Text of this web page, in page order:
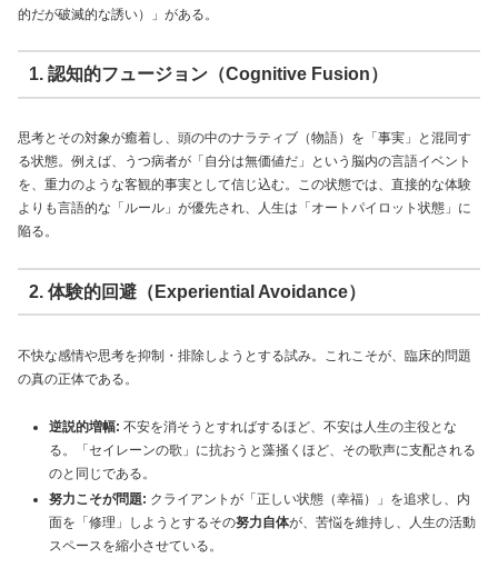
的だが破滅的な誘い）」がある。
1. 認知的フュージョン（Cognitive Fusion）
思考とその対象が癒着し、頭の中のナラティブ（物語）を「事実」と混同す
る状態。例えば、うつ病者が「自分は無価値だ」という脳内の言語イベント
を、重力のような客観的事実として信じ込む。この状態では、直接的な体験
よりも言語的な「ルール」が優先され、人生は「オートパイロット状態」に
陥る。
2. 体験的回避（Experiential Avoidance）
不快な感情や思考を抑制・排除しようとする試み。これこそが、臨床的問題
の真の正体である。
逆説的増幅: 不安を消そうとすればするほど、不安は人生の主役とな
る。「セイレーンの歌」に抗おうと藻掻くほど、その歌声に支配される
のと同じである。
努力こそが問題: クライアントが「正しい状態（幸福）」を追求し、内
面を「修理」しようとするその努力自体が、苦悩を維持し、人生の活動
スペースを縮小させている。